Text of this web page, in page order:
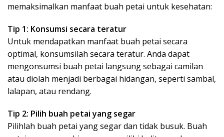
memaksimalkan manfaat buah petai untuk kesehatan:
Tip 1: Konsumsi secara teratur
Untuk mendapatkan manfaat buah petai secara
optimal, konsumsilah secara teratur. Anda dapat
mengonsumsi buah petai langsung sebagai camilan
atau diolah menjadi berbagai hidangan, seperti sambal,
lalapan, atau rendang.
Tip 2: Pilih buah petai yang segar
Pilihlah buah petai yang segar dan tidak busuk. Buah